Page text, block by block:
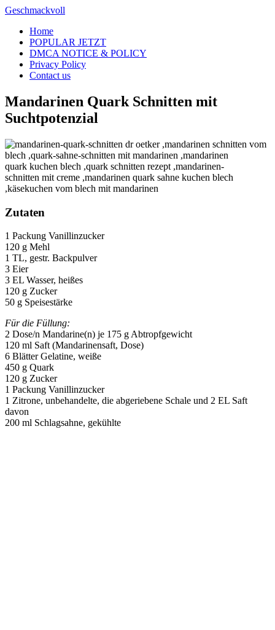
Skip
content
Geschmackvoll
Home
POPULAR JETZT
DMCA NOTICE & POLICY
Privacy Policy
Contact us
Mandarinen Quark Schnitten mit
Suchtpotenzial
Zutaten
1 Packung Vanillinzucker
120 g Mehl
1 TL, gestr. Backpulver
3 Eier
3 EL Wasser, heißes
120 g Zucker
50 g Speisestärke
Für die Füllung:
2 Dose/n Mandarine(n) je 175 g Abtropfgewicht
120 ml Saft (Mandarinensaft, Dose)
6 Blätter Gelatine, weiße
450 g Quark
120 g Zucker
1 Packung Vanillinzucker
1 Zitrone, unbehandelte, die abgeriebene Schale und 2 EL Saft
davon
200 ml Schlagsahne, gekühlte